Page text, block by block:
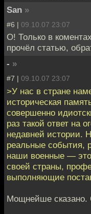
San »
#6 | 09.10.07 23:07
О! Только в
прочёл статью,
- »
#7 | 09.10.07 23:07
>У нас в стране
историческая
совершенно
раз такой ответ на
недавней истории.
реальные события,
наши военные —
своей страны,
выполняющие
Мощнейше сказано.